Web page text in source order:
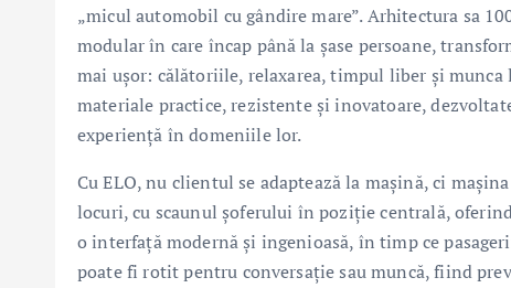
„micul automobil cu gândire mare”. Arhitectura sa
modular în care încap până la șase persoane,
mai ușor: călătoriile, relaxarea, timpul liber și
materiale practice, rezistente și inovatoare,
experiență în domeniile lor.
Cu ELO, nu clientul se adaptează la mașină, ci
locuri, cu scaunul șoferului în poziție centrală,
o interfață modernă și ingenioasă, în timp ce
poate fi rotit pentru conversație sau muncă, fiind